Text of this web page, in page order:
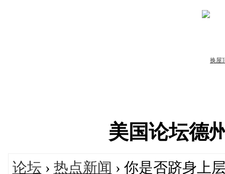
美国论坛德
论坛 › 热点新闻 › 你是否跻身上